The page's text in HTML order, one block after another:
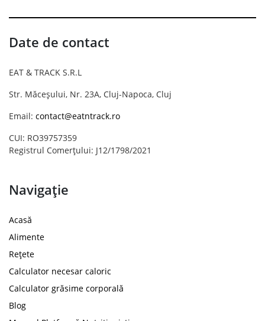
Date de contact
EAT & TRACK S.R.L
Str. Măceșului, Nr. 23A, Cluj-Napoca, Cluj
Email: contact@eatntrack.ro
CUI: RO39757359
Registrul Comerțului: J12/1798/2021
Navigație
Acasă
Alimente
Rețete
Calculator necesar caloric
Calculator grăsime corporală
Blog